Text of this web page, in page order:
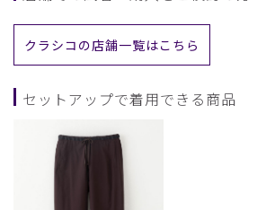
クラシコの店舗一覧はこちら
セットアップで着用できる商品